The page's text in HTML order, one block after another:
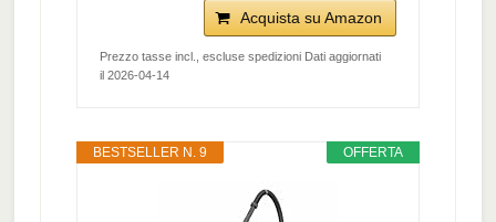
Acquista su Amazon
Prezzo tasse incl., escluse spedizioni Dati aggiornati
il 2026-04-14
OFFERTA
BESTSELLER N. 9